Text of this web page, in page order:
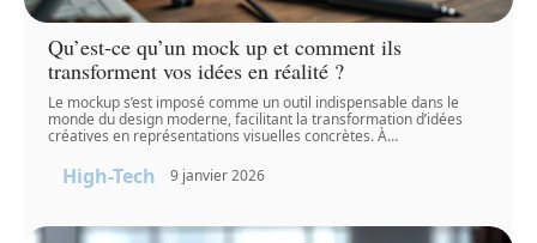
Qu’est-ce qu’un mock up et comment ils
transforment vos idées en réalité ?
Le mockup s’est imposé comme un outil indispensable dans le
monde du design moderne, facilitant la transformation d’idées
créatives en représentations visuelles concrètes. À…
High-Tech 9 janvier 2026